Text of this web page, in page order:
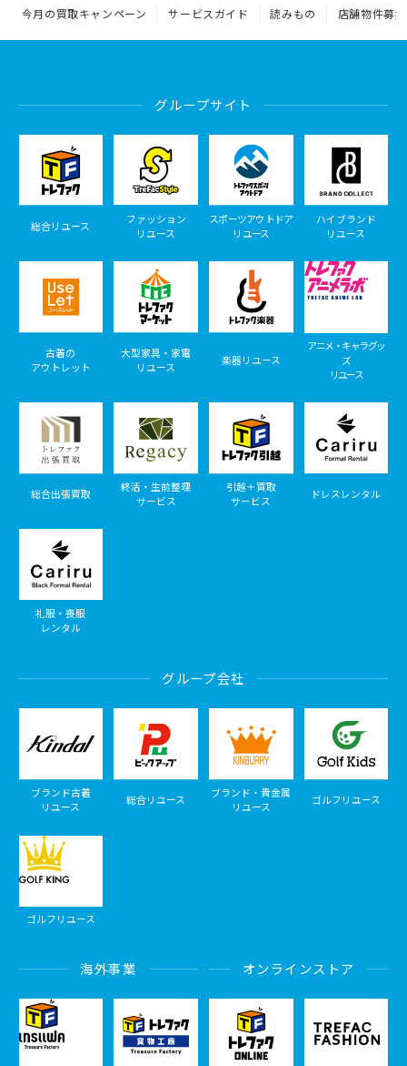
今月の買取キャンペーン サービスガイド 読みもの 店舗物件募集
グループサイト
総合リユース
ファッション
リユース
スポーツアウトドア
リユース
ハイブランド
リユース
古着の
アウトレット
大型家具・家電
リユース
楽器リユース
アニメ・キャラグッ
ズ
リユース
総合出張買取
終活・生前整理
サービス
引越＋買取
サービス
ドレスレンタル
礼服・喪服
レンタル
グループ会社
ブランド古着
リユース
総合リユース
ブランド・貴金属
リユース
ゴルフリユース
ゴルフリユース
海外事業 オンラインストア